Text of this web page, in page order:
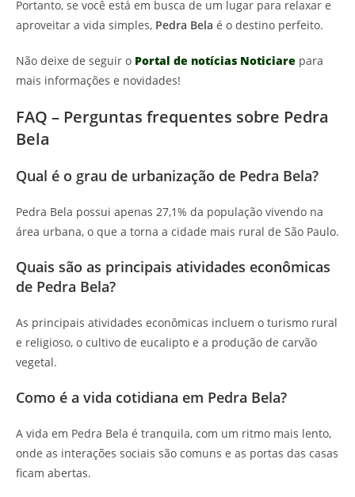
Portanto, se você está em busca de um lugar para relaxar e
aproveitar a vida simples, Pedra Bela é o destino perfeito.
Não deixe de seguir o Portal de notícias Noticiare para
mais informações e novidades!
FAQ – Perguntas frequentes sobre Pedra
Bela
Qual é o grau de urbanização de Pedra Bela?
Pedra Bela possui apenas 27,1% da população vivendo na
área urbana, o que a torna a cidade mais rural de São Paulo.
Quais são as principais atividades econômicas
de Pedra Bela?
As principais atividades econômicas incluem o turismo rural
e religioso, o cultivo de eucalipto e a produção de carvão
vegetal.
Como é a vida cotidiana em Pedra Bela?
A vida em Pedra Bela é tranquila, com um ritmo mais lento,
onde as interações sociais são comuns e as portas das casas
ficam abertas.